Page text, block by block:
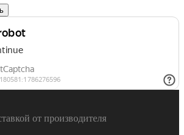
от производителя